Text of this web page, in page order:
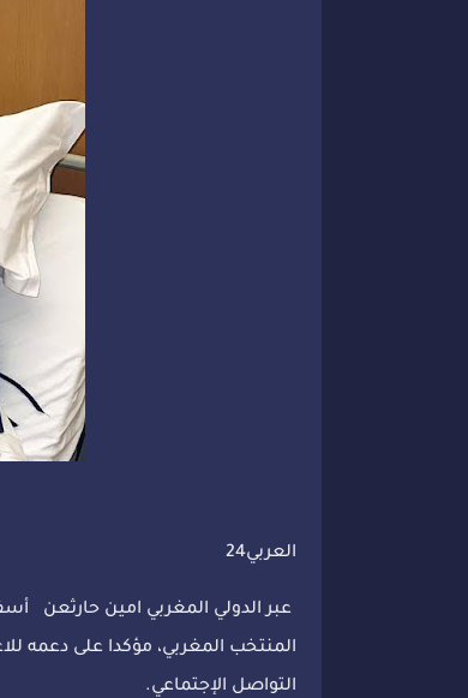
العربي24
المنتخب المغربي، مؤكدا على دعمه
التواصل الإجتماعي.